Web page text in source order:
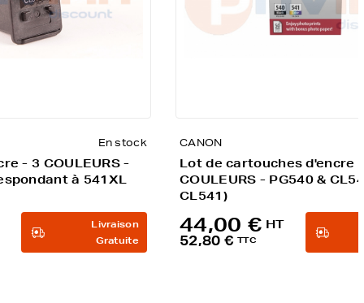
En stock
- 3 COULEURS -
à 541XL
Livraison
Gratuite
CANON
Lot de cartouches d'encre
COULEURS - PG540 &
CL541)
44,00 € HT
52,80 € TTC